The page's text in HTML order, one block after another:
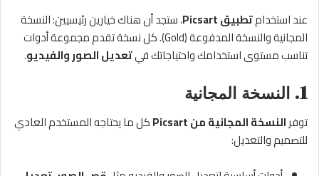
عند استخدامتطبيق Picsart
، ستجد أن هناك خيارين رئيسيين: النسخة
المجانية والنسخة المدفوعة (Gold). كل نسخة تقدم مجموعة أدوات
تناسب مستوى استخدامك واحتياجاتك فيتعديل الصور والفيديو.
1. النسخة المجانية
توفرالنسخة المجانية من Picsart
كل ما يحتاجه المستخدم العادي
للتصميم والتعديل: